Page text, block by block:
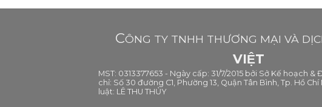
CÔNG TY TNHH THƯƠNG MẠI VÀ
VIỆT
MST: 0313377653 - Ngày cấp: 31/7/2015 bởi Sở Kế hoạch &
chỉ: Số 30 đường C1, Phường 13, Quận Tân Bình, Tp. Hồ
luật: LÊ THU THỦY